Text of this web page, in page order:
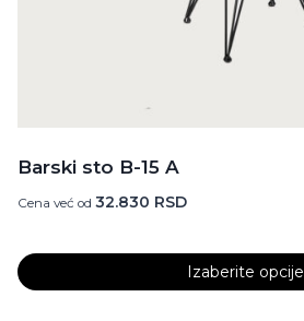
Barski sto B-15 A
Cena već od 32.830 RSD
Izaberite opcije